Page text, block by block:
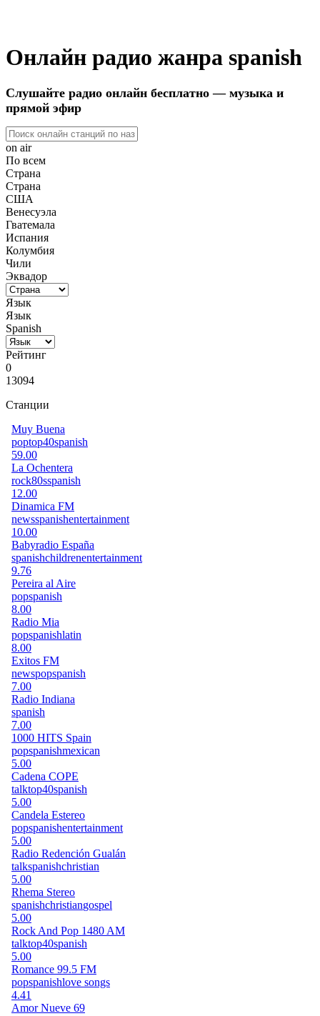
Онлайн радио жанра spanish
Слушайте радио онлайн бесплатно — музыка и
прямой эфир
on air
По всем
Страна
Страна
США
Венесуэла
Гватемала
Испания
Колумбия
Чили
Эквадор
Язык
Язык
Spanish
Рейтинг
0
13094
Станции
Muy Buena
poptop40spanish
59.00
La Ochentera
rock80sspanish
12.00
Dinamica FM
newsspanishentertainment
10.00
Babyradio España
spanishchildrenentertainment
9.76
Pereira al Aire
popspanish
8.00
Radio Mia
popspanishlatin
8.00
Exitos FM
newspopspanish
7.00
Radio Indiana
spanish
7.00
1000 HITS Spain
popspanishmexican
5.00
Cadena COPE
talktop40spanish
5.00
Candela Estereo
popspanishentertainment
5.00
Radio Redención Gualán
talkspanishchristian
5.00
Rhema Stereo
spanishchristiangospel
5.00
Rock And Pop 1480 AM
talktop40spanish
5.00
Romance 99.5 FM
popspanishlove songs
4.41
Amor Nueve 69